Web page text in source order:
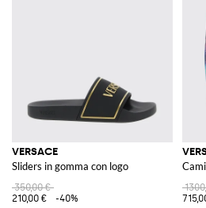
VERSACE
Sliders in gomma con logo
350,00 €
210,00 €
-40%